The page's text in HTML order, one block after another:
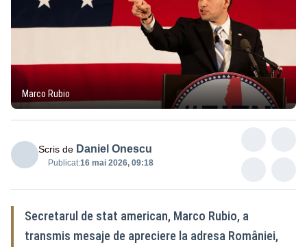
Marco Rubio
Scris de Daniel Onescu
Publicat:16 mai 2026, 09:18
Secretarul de stat american, Marco Rubio, a
transmis mesaje de apreciere la adresa României,